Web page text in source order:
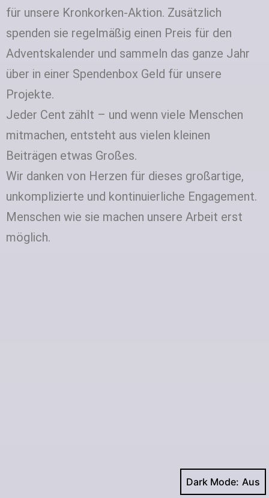
für unsere Kronkorken‑Aktion. Zusätzlich
spenden sie regelmäßig einen Preis für den
Adventskalender und sammeln das ganze Jahr
über in einer Spendenbox Geld für unsere
Projekte.
Jeder Cent zählt – und wenn viele Menschen
mitmachen, entsteht aus vielen kleinen
Beiträgen etwas Großes.
Wir danken von Herzen für dieses großartige,
unkomplizierte und kontinuierliche Engagement.
Menschen wie sie machen unsere Arbeit erst
möglich.
Dark Mode: